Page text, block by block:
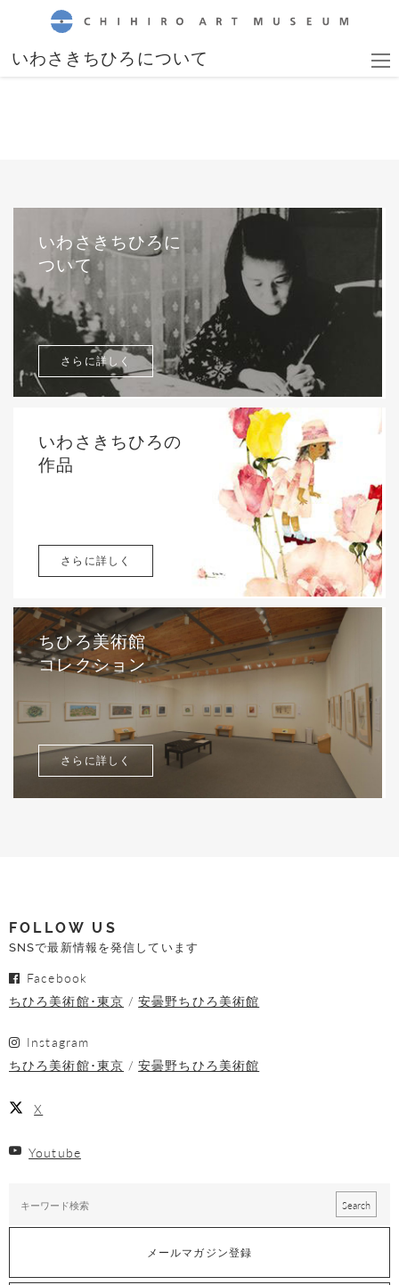
いわさきちひろについて
いわさきちひろに
ついて
さらに詳しく
いわさきちひろの
作品
さらに詳しく
ちひろ美術館
コレクション
さらに詳しく
FOLLOW US
SNSで最新情報を発信しています
Facebook
ちひろ美術館･東京
安曇野ちひろ美術館
Instagram
ちひろ美術館･東京
安曇野ちひろ美術館
X
Youtube
メールマガジン登録